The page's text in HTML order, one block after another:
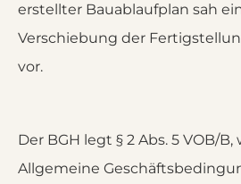
erstellter Bauablaufplan sah
Verschiebung der
vor.
Der BGH legt § 2 Abs. 5 VOB/
Allgemeine